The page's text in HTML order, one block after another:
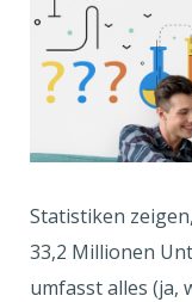
Blog
Statistiken
33,2 Millionen
umfasst alles (ja,